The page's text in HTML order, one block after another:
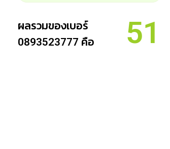
ผลรวมของเบอร์
0893523777 คือ 51